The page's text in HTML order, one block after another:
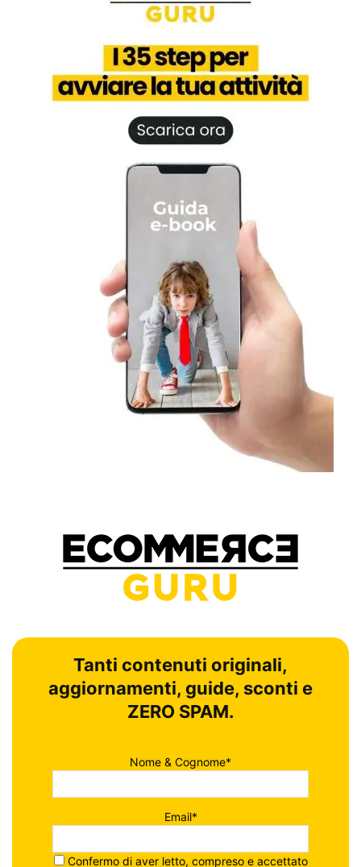
Tanti contenuti originali,
aggiornamenti, guide, sconti e
ZERO SPAM.
Nome & Cognome*
Email*
Confermo di aver letto, compreso e accettato